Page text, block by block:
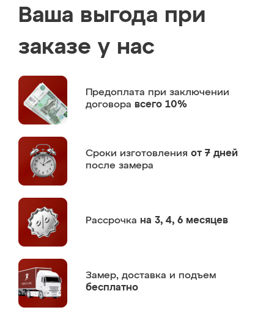
Ваша выгода при
заказе у нас
Предоплата при заключении
договора всего 10%
Сроки изготовления от 7 дней
после замера
Рассрочка на 3, 4, 6 месяцев
Замер, доставка и подъем
бесплатно